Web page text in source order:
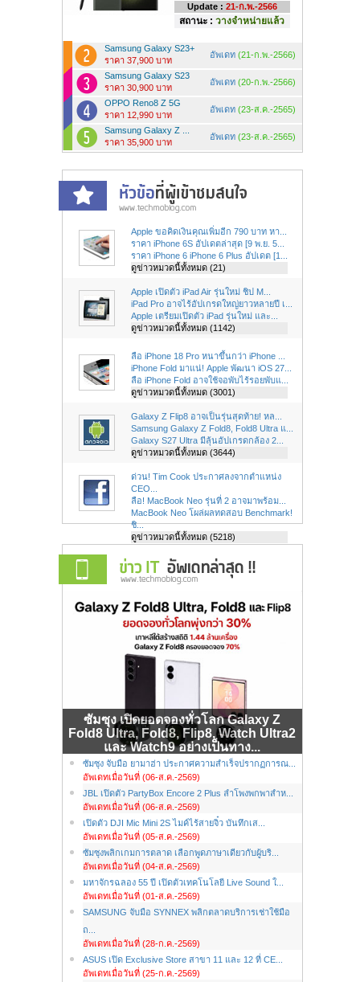
Update : 21-ก.พ.-2566
สถานะ : วางจำหน่ายแล้ว
Samsung Galaxy S23+
ราคา 37,900 บาท
อัพเดท (21-ก.พ.-2566)
Samsung Galaxy S23
ราคา 30,900 บาท
อัพเดท (20-ก.พ.-2566)
OPPO Reno8 Z 5G
ราคา 12,990 บาท
อัพเดท (23-ส.ค.-2565)
Samsung Galaxy Z ...
ราคา 35,900 บาท
อัพเดท (23-ส.ค.-2565)
Apple ขอคิดเงินคุณเพิ่มอีก 790 บาท หา...
ราคา iPhone 6S อัปเดตล่าสุด [9 พ.ย. 5...
ราคา iPhone 6 iPhone 6 Plus อัปเดต [1...
ดูข่าวหมวดนี้ทั้งหมด (21)
Apple เปิดตัว iPad Air รุ่นใหม่ ชิป M...
iPad Pro อาจไร้อัปเกรดใหญ่ยาวหลายปี เ...
Apple เตรียมเปิดตัว iPad รุ่นใหม่ และ...
ดูข่าวหมวดนี้ทั้งหมด (1142)
ลือ iPhone 18 Pro หนาขึ้นกว่า iPhone ...
iPhone Fold มาแน่! Apple พัฒนา iOS 27...
ลือ iPhone Fold อาจใช้จอพับไร้รอยพับแ...
ดูข่าวหมวดนี้ทั้งหมด (3001)
Galaxy Z Flip8 อาจเป็นรุ่นสุดท้าย! หล...
Samsung Galaxy Z Fold8, Fold8 Ultra แ...
Galaxy S27 Ultra มีลุ้นอัปเกรดกล้อง 2...
ดูข่าวหมวดนี้ทั้งหมด (3644)
ด่วน! Tim Cook ประกาศลงจากตำแหน่ง
CEO...
ลือ! MacBook Neo รุ่นที่ 2 อาจมาพร้อม...
MacBook Neo โผล่ผลทดสอบ Benchmark!
ชิ...
ดูข่าวหมวดนี้ทั้งหมด (5218)
ซัมซุง เปิดยอดจองทั่วโลก Galaxy Z
Fold8 Ultra, Fold8, Flip8, Watch Ultra2
และ Watch9 อย่างเป็นทาง...
ซัมซุง จับมือ ยามาฮ่า ประกาศความสำเร็จปรากฏการณ...
อัพเดทเมื่อวันที่ (06-ส.ค.-2569)
JBL เปิดตัว PartyBox Encore 2 Plus ลำโพงพกพาสำห...
อัพเดทเมื่อวันที่ (06-ส.ค.-2569)
เปิดตัว DJI Mic Mini 2S ไมค์ไร้สายจิ๋ว บันทึกเส...
อัพเดทเมื่อวันที่ (05-ส.ค.-2569)
ซัมซุงพลิกเกมการตลาด เลือกพูดภาษาเดียวกับผู้บริ...
อัพเดทเมื่อวันที่ (04-ส.ค.-2569)
มหาจักรฉลอง 55 ปี เปิดตัวเทคโนโลยี Live Sound ใ...
อัพเดทเมื่อวันที่ (01-ส.ค.-2569)
SAMSUNG จับมือ SYNNEX พลิกตลาดบริการเช่าใช้มือ
ถ...
อัพเดทเมื่อวันที่ (28-ก.ค.-2569)
ASUS เปิด Exclusive Store สาขา 11 และ 12 ที่ CE...
อัพเดทเมื่อวันที่ (25-ก.ค.-2569)